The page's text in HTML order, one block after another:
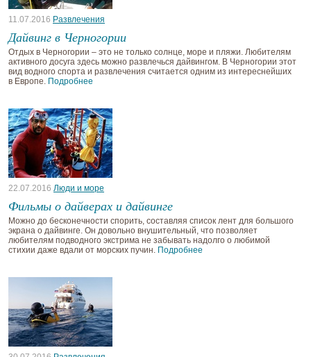
11.07.2016 Развлечения
Дайвинг в Черногории
Отдых в Черногории – это не только солнце, море и пляжи. Любителям
активного досуга здесь можно развлечься дайвингом. В Черногории этот
вид водного спорта и развлечения считается одним из интереснейших
в Европе. Подробнее
22.07.2016 Люди и море
Фильмы о дайверах и дайвинге
Можно до бесконечности спорить, составляя список лент для большого
экрана о дайвинге. Он довольно внушительный, что позволяет
любителям подводного экстрима не забывать надолго о любимой
стихии даже вдали от морских пучин. Подробнее